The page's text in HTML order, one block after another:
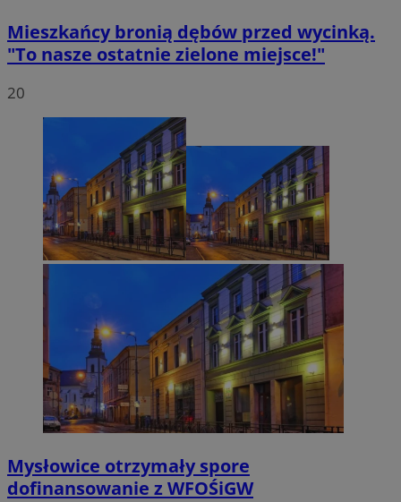
Mieszkańcy bronią dębów przed wycinką.
"To nasze ostatnie zielone miejsce!"
20
Mysłowice otrzymały spore
dofinansowanie z WFOŚiGW